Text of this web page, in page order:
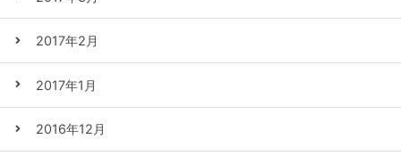
2017年2月
2017年1月
2016年12月